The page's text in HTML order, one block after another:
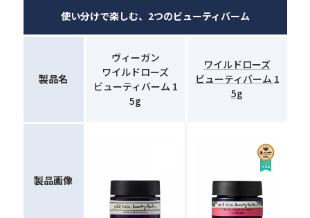
使い分けで楽しむ、2つのビューティバーム
製品名
ヴィーガン
ワイルドローズ
ビューティバーム 1
5g
ワイルドローズ
ビューティバーム 1
5g
製品画像